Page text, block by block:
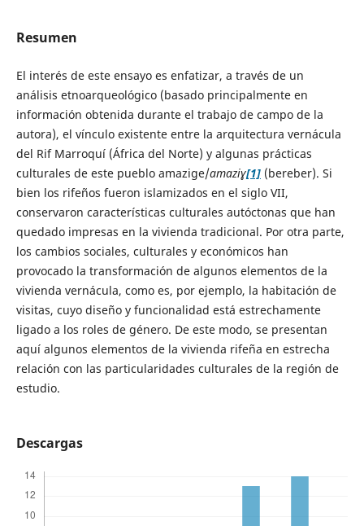
Resumen
El interés de este ensayo es enfatizar, a través de un
análisis etnoarqueológico (basado principalmente en
información obtenida durante el trabajo de campo de la
autora), el vínculo existente entre la arquitectura vernácula
del Rif Marroquí (África del Norte) y algunas prácticas
culturales de este pueblo amazige/amaziɣ[1](bereber). Si
bien los rifeños fueron islamizados en el siglo VII,
conservaron características culturales autóctonas que han
quedado impresas en la vivienda tradicional. Por otra parte,
los cambios sociales, culturales y económicos han
provocado la transformación de algunos elementos de la
vivienda vernácula, como es, por ejemplo, la habitación de
visitas, cuyo diseño y funcionalidad está estrechamente
ligado a los roles de género. De este modo, se presentan
aquí algunos elementos de la vivienda rifeña en estrecha
relación con las particularidades culturales de la región de
estudio.
Descargas